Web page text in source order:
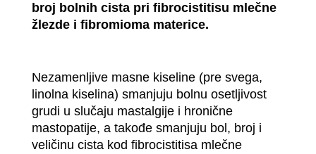
broj bolnih cista pri fibrocistitisu mlečne
žlezde i fibromioma materice.
Nezamenljive masne kiseline (pre svega,
linolna kiselina) smanjuju bolnu osetljivost
grudi u slučaju mastalgije i hronične
mastopatije, a takođe smanjuju bol, broj i
veličinu cista kod fibrocistitisa mlečne